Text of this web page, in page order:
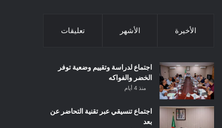
الأخيرة الأشهر تعليقات
اجتماع لدراسة وتقييم وضعية توفر
الخضر والفواكه
منذ 4 أيام
اجتماع تنسيقي عبر تقنية التحاضر عن
بعد